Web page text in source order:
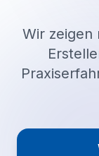
Wir zeigen